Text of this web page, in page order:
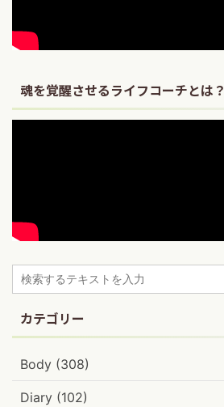
魂を覚醒させるライフコーチとは？
カテゴリー
Body (308)
Diary (102)